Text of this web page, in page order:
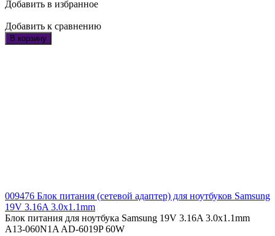
Добавить в избранное
Добавить к сравнению
В корзину
009476 Блок питания (сетевой адаптер) для ноутбуков Samsung
19V 3.16A 3.0x1.1mm
Блок питания для ноутбука Samsung 19V 3.16A 3.0x1.1mm
A13-060N1A AD-6019P 60W